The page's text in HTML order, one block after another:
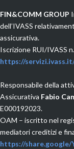
FIN&COMM GROUP
dell’IVASS
assicurativa.
Iscrizione RUI/IVASS
https://
Responsabile della
Assicurativa Fabio
E000192023.
OAM – iscritto nel
mediatori creditizi e
https://share.google/